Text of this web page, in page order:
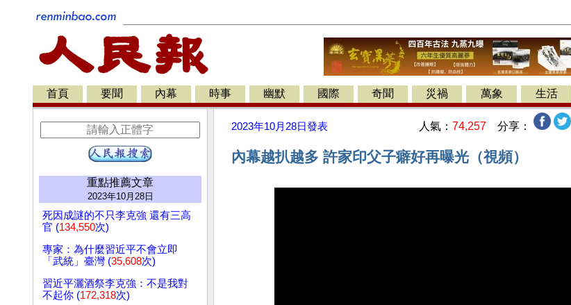
首頁 要聞 內幕 時事 幽默 國際 奇聞 災禍 萬象 生活
重點推薦文章
2023年10月28日
死因成謎的不只李克強 還有三高
官 (134,550次)
專家：為什麼習近平不會立即
「武統」臺灣 (35,608次)
習近平灑酒祭李克強：不是我對
不起你 (172,318次)
2023年10月28日發表 人氣： 74,257 分享：
內幕越扒越多 許家印父子癖好再曝光（視頻）